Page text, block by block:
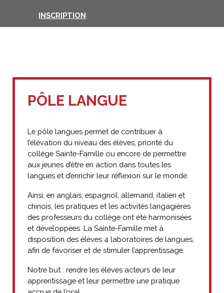
INSCRIPTION
PÔLE LANGUE
Le pôle langues permet de contribuer à
l’élévation du niveau des élèves, priorité du
collège Sainte-Famille ou encore de permettre
aux jeunes d’être en action dans toutes les
langues et d’enrichir leur réflexion sur le monde.
Ainsi, en anglais, espagnol, allemand, italien et
chinois, les pratiques et les activités langagières
des professeurs du collège ont été harmonisées
et développées. La Sainte-Famille met à
disposition des élèves 4 laboratoires de langues,
afin de favoriser et de stimuler l’apprentissage.
Notre but : rendre les élèves acteurs de leur
apprentissage et leur permettre une pratique